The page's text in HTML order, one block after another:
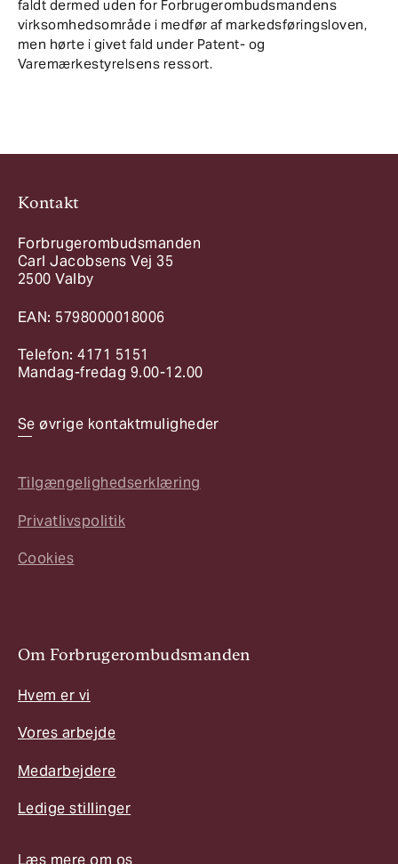
faldt dermed uden for Forbrugerombudsmandens
virksomhedsområde i medfør af markedsføringsloven,
men hørte i givet fald under Patent- og
Varemærkestyrelsens ressort.
Kontakt
Forbrugerombudsmanden
Carl Jacobsens Vej 35
2500 Valby
EAN: 5798000018006
Telefon: 4171 5151
Mandag-fredag 9.00-12.00
Se øvrige kontaktmuligheder
Tilgængelighedserklæring
Privatlivspolitik
Cookies
Om Forbrugerombudsmanden
Hvem er vi
Vores arbejde
Medarbejdere
Ledige stillinger
Læs mere om os